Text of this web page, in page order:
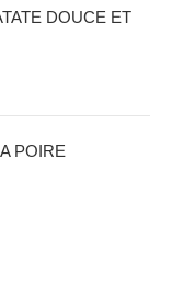
DOUCE ET
POIRE